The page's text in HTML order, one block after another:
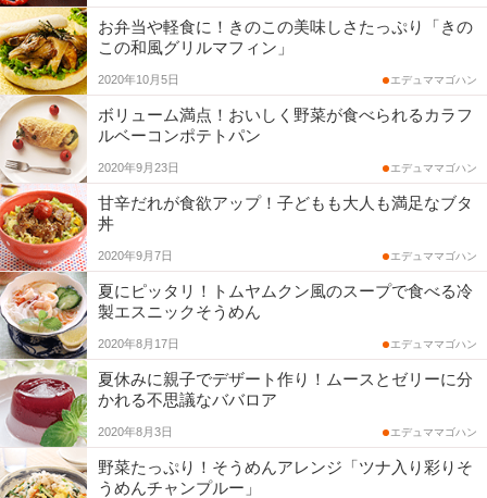
ト
コ
ム
エ
デ
ュ
ナ
ビ
お弁当や軽食に！きのこの美味しさたっぷり「きの
この和風グリルマフィン」
2020年10月5日 エデュママゴハン
ボリューム満点！おいしく野菜が食べられるカラフ
ルベーコンポテトパン
2020年9月23日 エデュママゴハン
甘辛だれが食欲アップ！子どもも大人も満足なブタ
丼
2020年9月7日 エデュママゴハン
夏にピッタリ！トムヤムクン風のスープで食べる冷
製エスニックそうめん
2020年8月17日 エデュママゴハン
夏休みに親子でデザート作り！ムースとゼリーに分
かれる不思議なババロア
2020年8月3日 エデュママゴハン
野菜たっぷり！そうめんアレンジ「ツナ入り彩りそ
うめんチャンプルー」